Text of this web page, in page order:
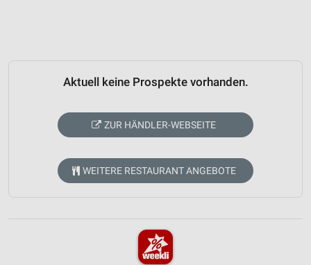
Aktuell keine Prospekte vorhanden.
ZUR HÄNDLER-WEBSEITE
WEITERE RESTAURANT ANGEBOTE